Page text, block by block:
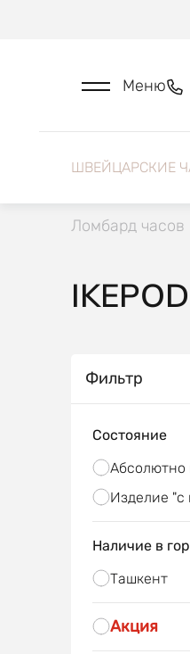
Меню
ШВЕЙЦАРСКИЕ
Ломбард часов
Фильтр
Состояние
Абсолютно
Изделие "с
Наличие в
Ташкент
Акция